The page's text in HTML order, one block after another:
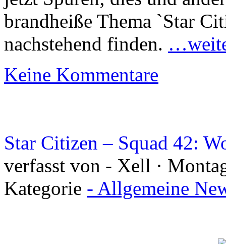
brandheiße Thema `Star
nachstehend finden.
Keine Kommentare
Star Citizen – Squad 42:
verfasst von - Xell ·
Kategorie - Allgemeine